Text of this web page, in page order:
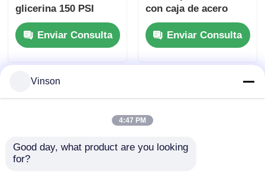
Membrana de RO para uso residencial
esterilizador ultravioleta del agua
Membrana industrial del RO
glicerina 150 PSI
Enviar Consulta
con caja de acero
inoxidable y relleno
de líquidoEnviar Consulta
Vinson
4:47 PM
Good day, what product are you looking
for?